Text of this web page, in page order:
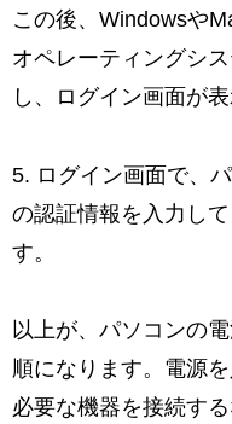
この後、Windowsや
オペレーティングシ
し、ログイン画面が表
5. ログイン画面で、
の認証情報を入力し
す。
以上が、パソコンの
順になります。電源を
必要な機器を接続す